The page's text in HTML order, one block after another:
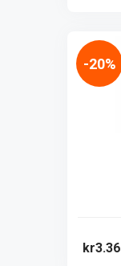
kr3.36
-20%